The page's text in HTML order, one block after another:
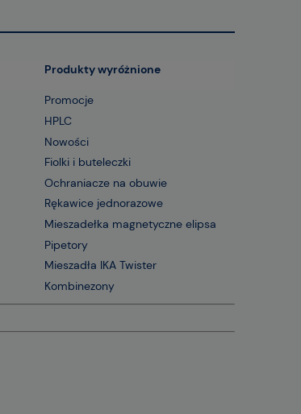
Produkty wyróżnione
Promocje
HPLC
Nowości
Fiolki i buteleczki
Ochraniacze na obuwie
Rękawice jednorazowe
Mieszadełka magnetyczne elipsa
Pipetory
Mieszadła IKA Twister
Kombinezony